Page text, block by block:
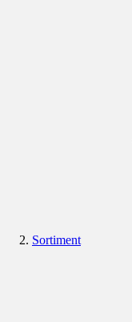
Sortiment